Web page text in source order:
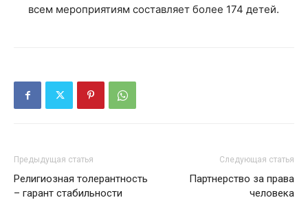
всем мероприятиям составляет более 174 детей.
Предыдущая статья
Религиозная толерантность
– гарант стабильности
Следующая статья
Партнерство за права
человека